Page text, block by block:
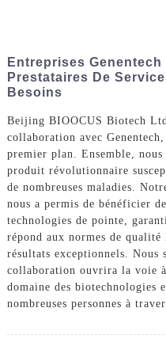
Entreprises
Prestataires De
Besoins
Beijing BIOOCUS Biotech
collaboration avec
premier plan. Ensemble, nous
produit révolutionnaire
de nombreuses maladies.
nous a permis de bénéficier
technologies de pointe,
répond aux normes de
résultats exceptionnels. Nous
collaboration ouvrira la voie à
domaine des biotechnologies
nombreuses personnes à